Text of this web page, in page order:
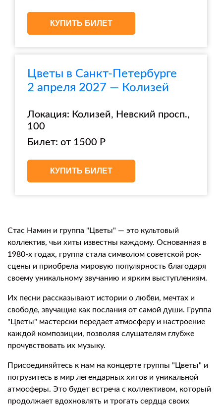
КУПИТЬ БИЛЕТ
Цветы в Санкт-Петербурге
2 апреля 2027 — Колизей
Локация: Колизей, Невский просп.,
100
Билет: от 1500 Р
КУПИТЬ БИЛЕТ
Стас Намин и группа "Цветы" — это культовый
коллектив, чьи хиты известны каждому. Основанная в
1980-х годах, группа стала символом советской рок-
сцены и приобрела мировую популярность благодаря
своему уникальному звучанию и ярким выступлениям.
Их песни рассказывают истории о любви, мечтах и
свободе, звучащие как послания от самой души. Группа
"Цветы" мастерски передает атмосферу и настроение
каждой композиции, позволяя слушателям глубже
прочувствовать их музыку.
Присоединяйтесь к нам на концерте группы "Цветы" и
погрузитесь в мир легендарных хитов и уникальной
атмосферы. Это будет встреча с коллективом, который
продолжает вдохновлять и трогать сердца своих